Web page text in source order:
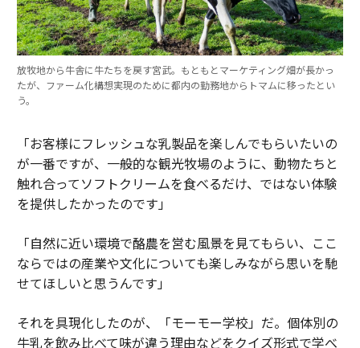
放牧地から牛舎に牛たちを戻す宮武。もともとマーケティング畑が長かっ
たが、ファーム化構想実現のために都内の勤務地からトマムに移ったとい
う。
「お客様にフレッシュな乳製品を楽しんでもらいたいの
が一番ですが、一般的な観光牧場のように、動物たちと
触れ合ってソフトクリームを食べるだけ、ではない体験
を提供したかったのです」
「自然に近い環境で酪農を営む風景を見てもらい、ここ
ならではの産業や文化についても楽しみながら思いを馳
せてほしいと思うんです」
それを具現化したのが、「モーモー学校」だ。個体別の
牛乳を飲み比べて味が違う理由などをクイズ形式で学べ